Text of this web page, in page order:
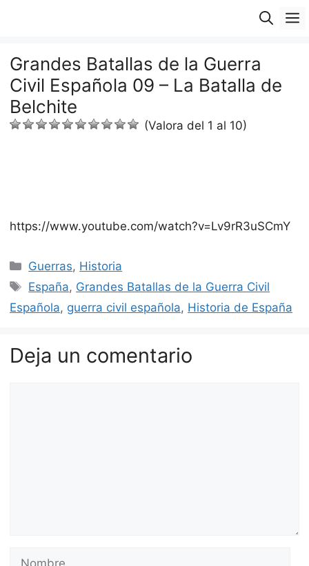
Grandes Batallas de la Guerra
Civil Española 09 – La Batalla de
Belchite
(Valora del 1 al 10)
https://www.youtube.com/watch?v=Lv9rR3uSCmY
Categorías
Guerras, Historia
Etiquetas
España, Grandes Batallas de la Guerra Civil
Española, guerra civil española, Historia de España
Deja un comentario
Nombre